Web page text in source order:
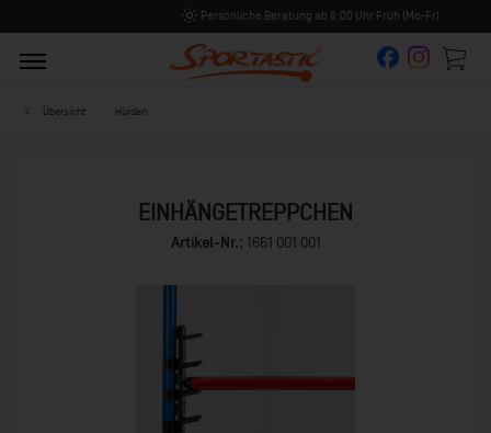
Persönliche Beratung ab 8:00 Uhr Früh (Mo-Fr)
Übersicht Hürden
EINHÄNGETREPPCHEN
Artikel-Nr.: 1661 001 001